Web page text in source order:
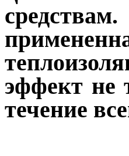
эффект не
течение